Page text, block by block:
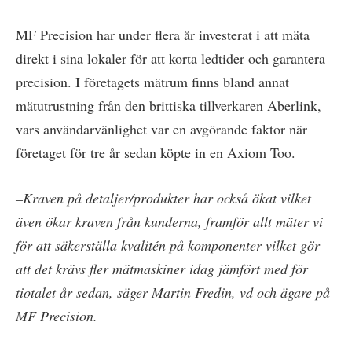
MF Precision har under flera år investerat i att mäta
direkt i sina lokaler för att korta ledtider och garantera
precision. I företagets mätrum finns bland annat
mätutrustning från den brittiska tillverkaren Aberlink,
vars användarvänlighet var en avgörande faktor när
företaget för tre år sedan köpte in en Axiom Too.
–Kraven på detaljer/produkter har också ökat vilket
även ökar kraven från kunderna, framför allt mäter vi
för att säkerställa kvalitén på komponenter vilket gör
att det krävs fler mätmaskiner idag jämfört med för
tiotalet år sedan, säger Martin Fredin, vd och ägare på
MF Precision.